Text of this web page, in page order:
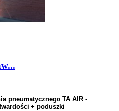
pneumatycznego TA AIR -
+ poduszki